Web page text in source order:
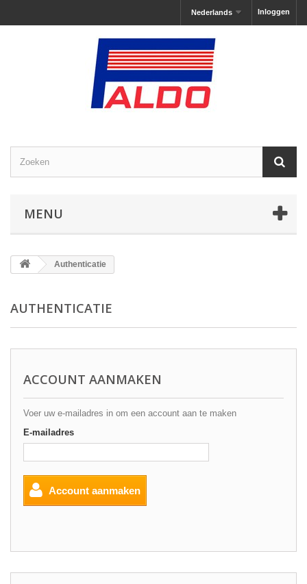
Inloggen
Nederlands
MENU
Authenticatie
AUTHENTICATIE
ACCOUNT AANMAKEN
Voer uw e-mailadres in om een account aan te maken
E-mailadres
Account aanmaken